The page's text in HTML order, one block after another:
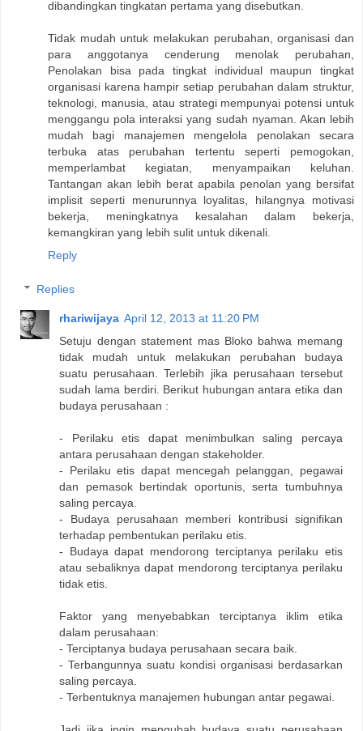
dibandingkan tingkatan pertama yang disebutkan.
Tidak mudah untuk melakukan perubahan, organisasi dan
para anggotanya cenderung menolak perubahan,
Penolakan bisa pada tingkat individual maupun tingkat
organisasi karena hampir setiap perubahan dalam struktur,
teknologi, manusia, atau strategi mempunyai potensi untuk
menggangu pola interaksi yang sudah nyaman. Akan lebih
mudah bagi manajemen mengelola penolakan secara
terbuka atas perubahan tertentu seperti pemogokan,
memperlambat kegiatan, menyampaikan keluhan.
Tantangan akan lebih berat apabila penolan yang bersifat
implisit seperti menurunnya loyalitas, hilangnya motivasi
bekerja, meningkatnya kesalahan dalam bekerja,
kemangkiran yang lebih sulit untuk dikenali.
Reply
Replies
rhariwijaya April 12, 2013 at 11:20 PM
Setuju dengan statement mas Bloko bahwa memang
tidak mudah untuk melakukan perubahan budaya
suatu perusahaan. Terlebih jika perusahaan tersebut
sudah lama berdiri. Berikut hubungan antara etika dan
budaya perusahaan :
- Perilaku etis dapat menimbulkan saling percaya
antara perusahaan dengan stakeholder.
- Perilaku etis dapat mencegah pelanggan, pegawai
dan pemasok bertindak oportunis, serta tumbuhnya
saling percaya.
- Budaya perusahaan memberi kontribusi signifikan
terhadap pembentukan perilaku etis.
- Budaya dapat mendorong terciptanya perilaku etis
atau sebaliknya dapat mendorong terciptanya perilaku
tidak etis.
Faktor yang menyebabkan terciptanya iklim etika
dalam perusahaan:
- Terciptanya budaya perusahaan secara baik.
- Terbangunnya suatu kondisi organisasi berdasarkan
saling percaya.
- Terbentuknya manajemen hubungan antar pegawai.